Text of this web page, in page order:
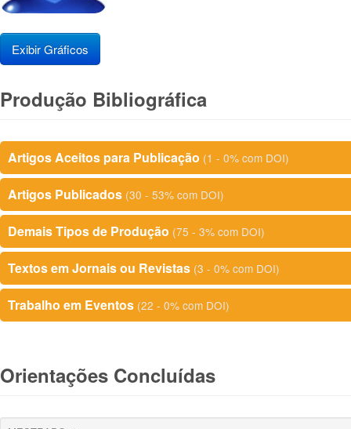
Exibir Gráficos
Produção Bibliográfica
Artigos Aceitos para Publicação (1 - 0% com DOI)
Artigos Publicados (30 - 53% com DOI)
Demais Tipos de Produção (75 - 3% com DOI)
Textos em Jornais ou Revistas (3 - 0% com DOI)
Trabalho em Eventos (22 - 0% com DOI)
Orientações Concluídas